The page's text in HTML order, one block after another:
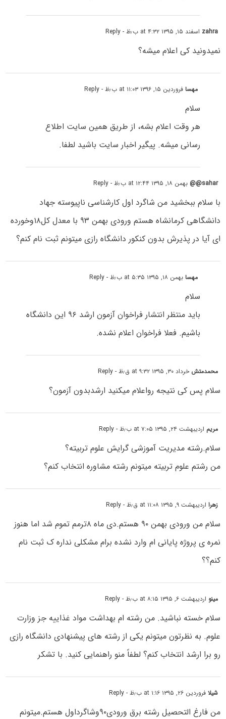
zahra اسفند ۱۵, ۱۳۹۵ at ۴:۳۲ ب٫ظ - Reply
نمیدونید کی اعلام میشه؟
مهسافروردین ۱۵, ۱۳۹۶ at ۱۱:۰۳ ب٫ظ - Reply
سلام
هر وقت اعلام بشه، از طریق همین سایت اطلاع
رسانی میشه. پیگیر اخبار سایت باشید لطفا.
sahar@@ بهمن ۱۸, ۱۳۹۵ at ۱۲:۴۴ ب٫ظ - Reply
با سلام ببخشید من شاگرد اول کارشناسی ناپیوسته جهاد
دانشگاهی کرمانشاه هستم ورودی بهمن ۹۳ با معدل کل۱۸وخورده
ای آیا در پذیرش بدون کنکور دانشگاه رازی میتونم ثبت نام کنم؟
مهسابهمن ۱۸, ۱۳۹۵ at ۵:۳۵ ب٫ظ - Reply
سلام
باید منتظر انتشار فراخوان آزمون ارشد ۹۶ این دانشگاه
باشیم. فعلا فراخوان اعلام نشده.
محمدمتش خرداد ۳۰, ۱۳۹۵ at ۹:۳۲ ق٫ظ - Reply
سلام پس کی نتیجه رواعلام میکنید ارشدبدون آزمون؟
مریم اردیبهشت ۲۴, ۱۳۹۵ at ۷:۰۵ ب٫ظ - Reply
سلام.رشته مدیریت آموزشی گرایش علوم تربیته؟
من رشتم علوم تربیته میتونم رشته مشاوره انتخاب کنم؟
زهرااردیبهشت ۹, ۱۳۹۵ at ۱۱:۰۸ ق٫ظ - Reply
سلام من ورودی بهمن ۹۰ هستم.دی ماه ۸ترمم تموم شد اما هنوز
نمره ی پروژه پایانی ام وارد نشده برام مشکلی نداره ک ثبت نام
کنم؟؟
مینو اردیبهشت ۶, ۱۳۹۵ at ۸:۱۵ ب٫ظ - Reply
سلام خسته نباشید. من رشته ام بهداشت مواد غذاییه جز وزارت
علوم. به نظرتون میتونم یکی از رشته های پیشنهادی دانشگاه رازی
رو برا ارشد انتخاب کنم؟ لطفاً منو راهنمایی کنید. با تشکر
شیلافروردین ۲۶, ۱۳۹۵ at ۱:۱۶ ب٫ظ - Reply
من فارغ التحصیل رشته برق ورودی۹۰وشاگرداول هستم.میتونم